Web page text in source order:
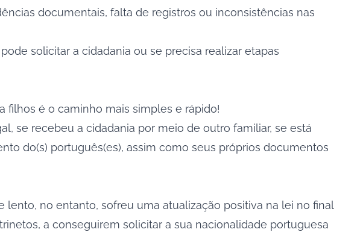
documentais, falta de registros ou inconsistências nas
solicitar a cidadania ou se precisa realizar etapas
filhos é o caminho mais simples e rápido!
se recebeu a cidadania por meio de outro familiar, se está
do(s) português(es), assim como seus próprios documentos
no entanto, sofreu uma atualização positiva na lei no final
a conseguirem solicitar a sua nacionalidade portuguesa